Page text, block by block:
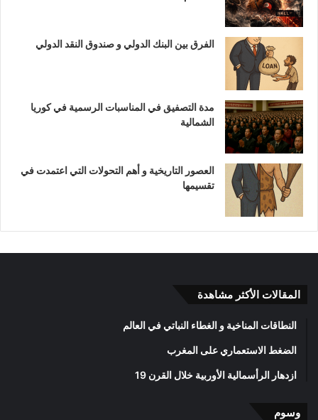
الفرق بين البنك الدولي و صندوق النقد الدولي
مدة التصفيق في المناسبات الرسمية في كوريا
الشمالية
العصور التاريخية و أهم التحولات التي اعتمدت في
تقسيمها
المقالات الأكثر مشاهدة
النطاقات المناخية و الغطاء النباتي في العالم
الضغط الاستعماري على المغرب
ازدهار الرأسمالية الأوربية خلال القرن 19
وسوم